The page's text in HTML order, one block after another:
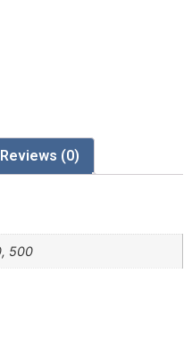
Reviews (0)
500